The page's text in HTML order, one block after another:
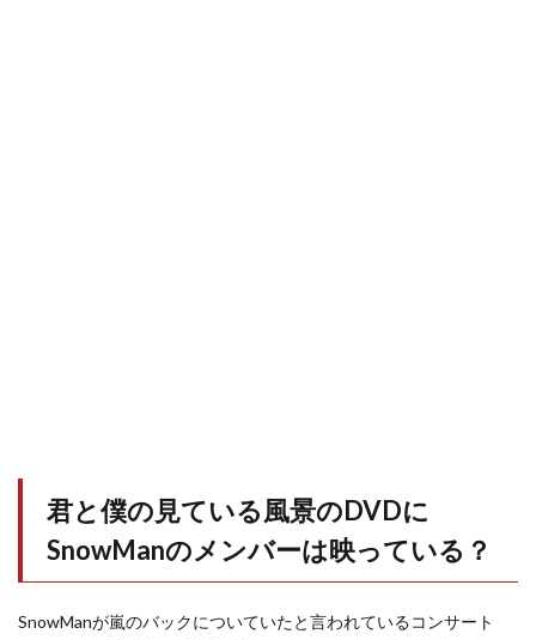
君と僕の見ている風景のDVDに
SnowManのメンバーは映っている？
SnowManが嵐のバックについていたと言われているコンサート